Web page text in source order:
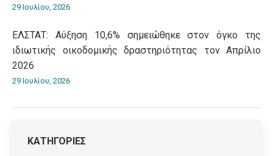
29 Ιουλίου, 2026
ΕΛΣΤΑΤ: Αύξηση 10,6% σημειώθηκε στον όγκο της
ιδιωτικής οικοδομικής δραστηριότητας τον Απρίλιο
2026
29 Ιουλίου, 2026
ΚΑΤΗΓΟΡΙΕΣ